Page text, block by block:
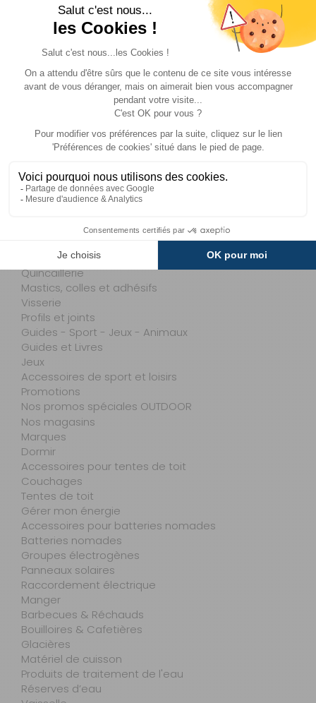
Mains courantes
Détecteurs de gaz
Caméras embarquées
Chaines neige
Sièges et Banquettes
Rangement
Coffres
Accessoires de rangement
Chariots Trolley
Galeries
Marchepieds - Quincaillerie
Echelles
Quincaillerie
Mastics, colles et adhésifs
Visserie
Profils et joints
Guides - Sport - Jeux - Animaux
Guides et Livres
Jeux
Accessoires de sport et loisirs
Promotions
Nos promos spéciales OUTDOOR
Nos magasins
Marques
Dormir
Accessoires pour tentes de toit
Couchages
Tentes de toit
Gérer mon énergie
Accessoires pour batteries nomades
Batteries nomades
Groupes électrogènes
Panneaux solaires
Raccordement électrique
Manger
Barbecues & Réchauds
Bouilloires & Cafetières
Glacières
Matériel de cuisson
Produits de traitement de l'eau
Réserves d’eau